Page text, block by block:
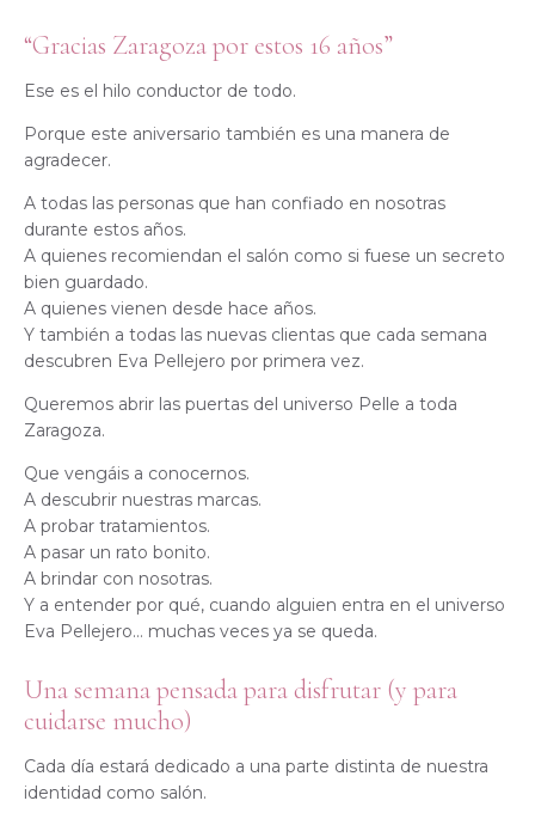
“Gracias Zaragoza por estos 16 años”
Ese es el hilo conductor de todo.
Porque este aniversario también es una manera de
agradecer.
A todas las personas que han confiado en nosotras
durante estos años.
A quienes recomiendan el salón como si fuese un secreto
bien guardado.
A quienes vienen desde hace años.
Y también a todas las nuevas clientas que cada semana
descubren Eva Pellejero por primera vez.
Queremos abrir las puertas del universo Pelle a toda
Zaragoza.
Que vengáis a conocernos.
A descubrir nuestras marcas.
A probar tratamientos.
A pasar un rato bonito.
A brindar con nosotras.
Y a entender por qué, cuando alguien entra en el universo
Eva Pellejero… muchas veces ya se queda.
Una semana pensada para disfrutar (y para
cuidarse mucho)
Cada día estará dedicado a una parte distinta de nuestra
identidad como salón.